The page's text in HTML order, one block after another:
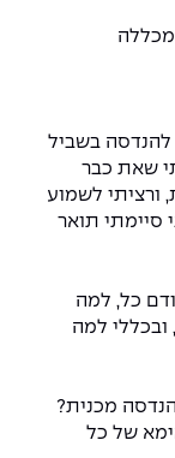
להנדסה בשביל
שאת כבר
ורציתי לשמוע
סיימתי תואר
כל, למה
למה
מכנית?
של כל